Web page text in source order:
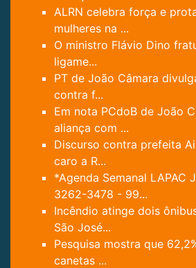
ALRN celebra força e
mulheres na ...
O ministro Flávio Dino
ligame...
PT de João Câmara
contra f...
Em nota PCdoB de João
aliança com ...
Discurso contra prefeita
caro a R...
*Agenda Semanal LAPAC
3262-3478 - 99...
Incêndio atinge dois
São José...
Pesquisa mostra que
canetas ...